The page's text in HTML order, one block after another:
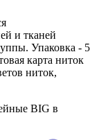
и тканей
Упаковка - 5
карта ниток
ниток,
BIG в